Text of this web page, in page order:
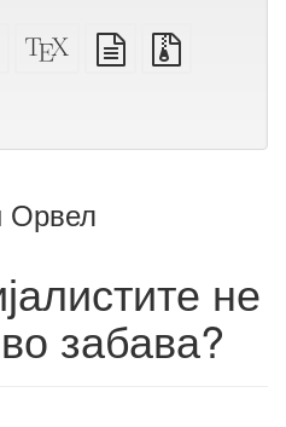
Целосен
HTML
XeLaTeX
извор
изворот
Орвел
не
забава?